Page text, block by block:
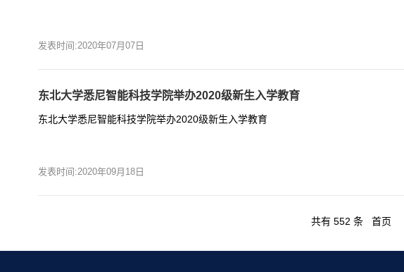
发表时间:2020年07月07日
东北大学悉尼智能科技学院举办2020级新生入学教育
东北大学悉尼智能科技学院举办2020级新生入学教育
发表时间:2020年09月18日
共有 552 条 首